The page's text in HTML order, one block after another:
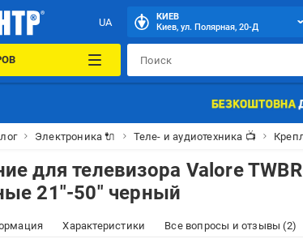
UA
КИЕВ
Киев, ул. Полярная, 20-Д
Электроника 🔌 Теле- и аудиотехника 📺
для телевизора Valore
21"-50" черный
Характеристики Все вопросы и отзывы (2)